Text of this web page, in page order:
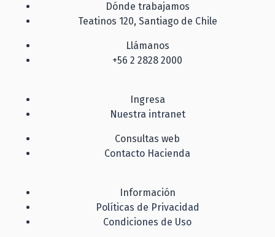
Dónde trabajamos
Teatinos 120, Santiago de Chile
Llámanos
+56 2 2828 2000
Ingresa
Nuestra intranet
Consultas web
Contacto Hacienda
Información
Políticas de Privacidad
Condiciones de Uso